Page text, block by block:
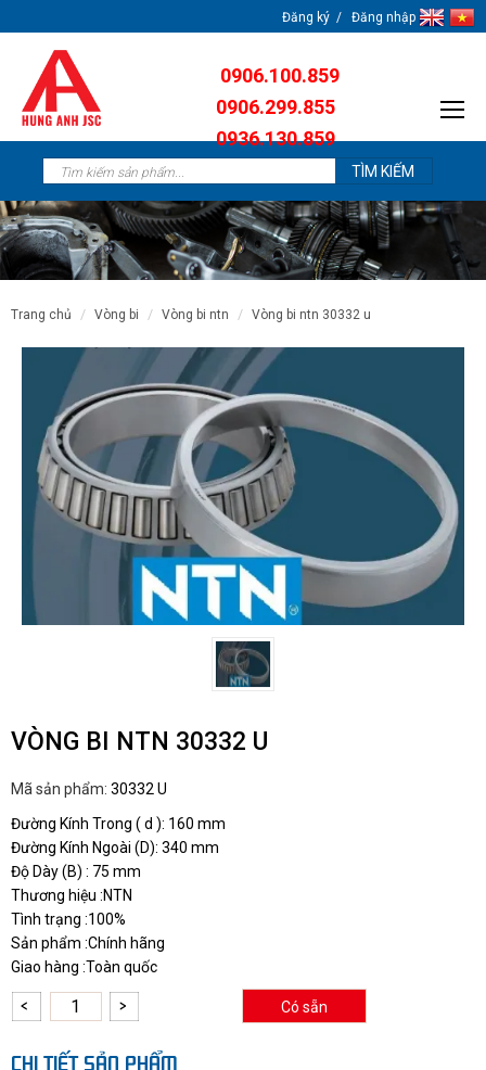
Đăng ký Đăng nhập
0906.100.859
0906.299.855
0936.130.859
trang chủ vòng bi vòng bi ntn vòng bi ntn 30332 u
VÒNG BI NTN 30332 U
Mã sản phẩm: 30332 U
Đường Kính Trong ( d ): 160 mm
Đường Kính Ngoài (D): 340 mm
Độ Dày (B) : 75 mm
Thương hiệu :NTN
Tình trạng :100%
Sản phẩm :Chính hãng
Giao hàng :Toàn quốc
Có sẵn
CHI TIẾT SẢN PHẨM